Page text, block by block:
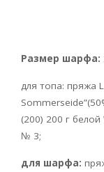
Размер шарфа:
для топа: пряжа
(200) 200 г
№ 3;
для шарфа: